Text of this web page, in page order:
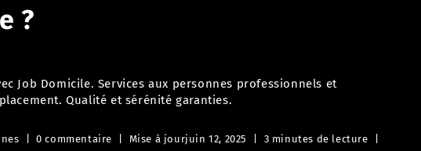
?
Job Domicile. Services aux personnes professionnels et
Qualité et sérénité garanties.
0 commentaire Mise à jourjuin 12, 2025
3 minutes de lecture